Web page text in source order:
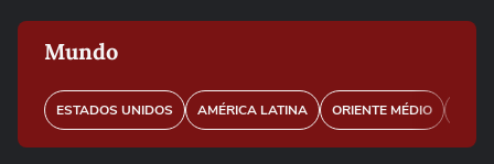
Mundo
ESTADOS UNIDOS AMÉRICA LATINA ORIENTE MÉDIO